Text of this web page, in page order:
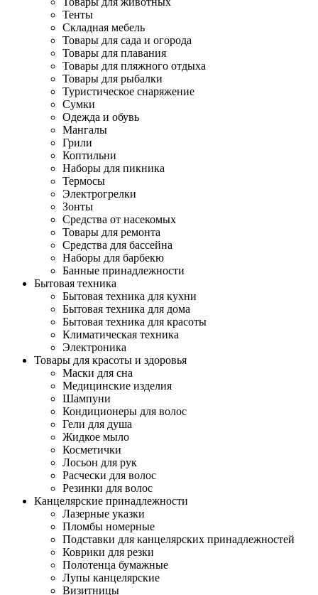
Тенты
Складная мебель
Товары для сада и огорода
Товары для плавания
Товары для пляжного отдыха
Товары для рыбалки
Туристическое снаряжение
Сумки
Одежда и обувь
Мангалы
Грили
Коптильни
Наборы для пикника
Термосы
Электрогрелки
Зонты
Средства от насекомых
Товары для ремонта
Средства для бассейна
Наборы для барбекю
Банные принадлежности
Бытовая техника
Бытовая техника для кухни
Бытовая техника для дома
Бытовая техника для красоты
Климатическая техника
Электроника
Товары для красоты и здоровья
Маски для сна
Медицинские изделия
Шампуни
Кондиционеры для волос
Гели для душа
Жидкое мыло
Косметички
Лосьон для рук
Расчески для волос
Резинки для волос
Канцелярские принадлежности
Лазерные указки
Пломбы номерные
Подставки для канцелярских принадлежностей
Коврики для резки
Полотенца бумажные
Лупы канцелярские
Визитницы